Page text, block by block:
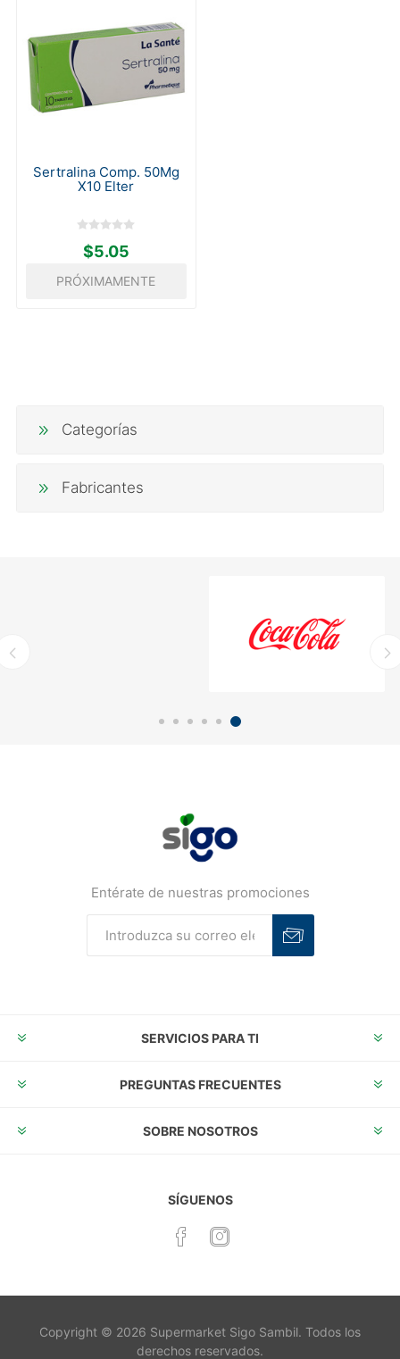
Sertralina Comp. 50Mg
X10 Elter
$5.05
PRÓXIMAMENTE
Categorías
Fabricantes
Entérate de nuestras promociones
SERVICIOS PARA TI
PREGUNTAS FRECUENTES
SOBRE NOSOTROS
SÍGUENOS
Copyright © 2026 Supermarket Sigo Sambil. Todos los
derechos reservados.